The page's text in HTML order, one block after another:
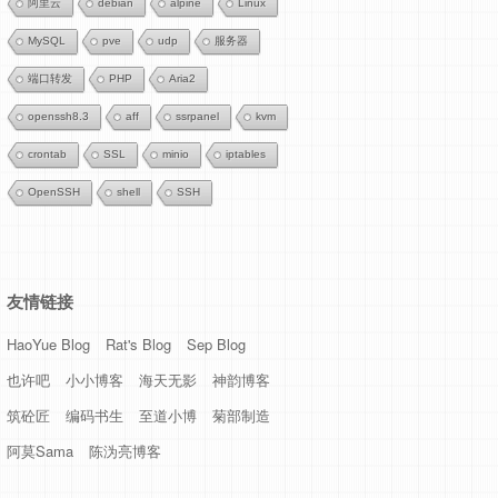
阿里云 debian alpine Linux
MySQL pve udp 服务器
端口转发 PHP Aria2
openssh8.3 aff ssrpanel kvm
crontab SSL minio iptables
OpenSSH shell SSH
友情链接
HaoYue Blog Rat's Blog
Sep Blog
也许吧
小小博客 海天无影
神韵博客
筑砼匠
编码书生 至道小博
菊部制造
阿莫Sama
陈沩亮博客